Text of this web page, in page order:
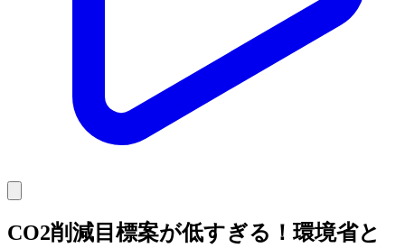
CO2削減目標案が低すぎる！環境省と